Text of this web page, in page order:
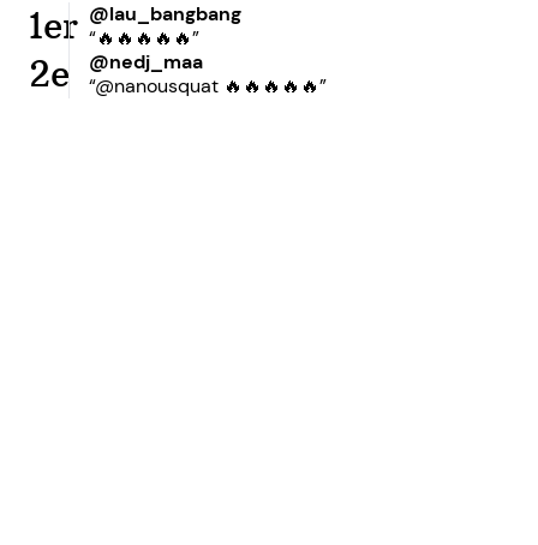
1er @lau_bangbang
“🔥🔥🔥🔥🔥”
2e
@nedj_maa
“@nanousquat 🔥🔥🔥🔥🔥”